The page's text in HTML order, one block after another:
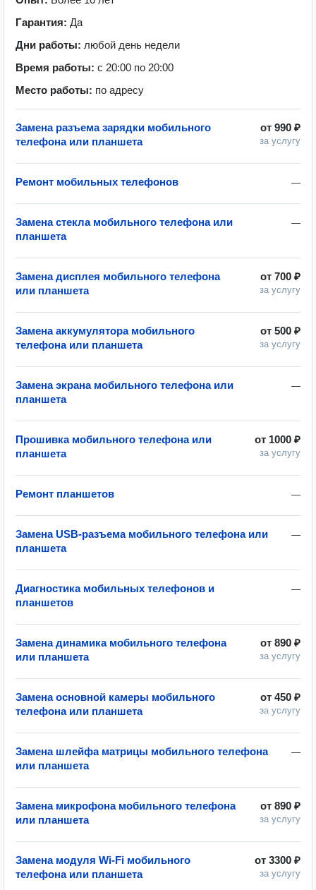
Гарантия: Да
Дни работы: любой день недели
Время работы: с 20:00 по 20:00
Место работы: по адресу
от 990 ₽
за услугу
Замена разъема зарядки мобильного
телефона или планшета
—
Ремонт мобильных телефонов
—
Замена стекла мобильного телефона или
планшета
от 700 ₽
за услугу
Замена дисплея мобильного телефона
или планшета
от 500 ₽
за услугу
Замена аккумулятора мобильного
телефона или планшета
—
Замена экрана мобильного телефона или
планшета
от 1000 ₽
за услугу
Прошивка мобильного телефона или
планшета
—
Ремонт планшетов
—
Замена USB-разъема мобильного телефона или
планшета
—
Диагностика мобильных телефонов и
планшетов
от 890 ₽
за услугу
Замена динамика мобильного телефона
или планшета
от 450 ₽
за услугу
Замена основной камеры мобильного
телефона или планшета
—
Замена шлейфа матрицы мобильного телефона
или планшета
от 890 ₽
за услугу
Замена микрофона мобильного телефона
или планшета
от 3300 ₽
за услугу
Замена модуля Wi-Fi мобильного
телефона или планшета